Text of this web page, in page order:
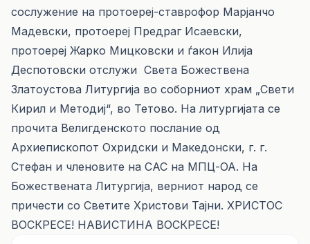
сослужение на протоереј-ставрофор Марјанчо
Мадевски, протоереј Предраг Исаевски,
протоереј Жарко Мицковски и ѓакон Илија
Деспотовски отслужи Света Божествена
Златоустова Литургија во соборниот храм „Свети
Кирил и Методиј“, во Тетово. На литургијата се
прочита Велигденското послание од
Архиепископот Охридски и Македонски, г. г.
Стефан и членовите на САС на МПЦ-ОА. На
Божествената Литургија, верниот народ се
причести со Светите Христови Тајни. ХРИСТОС
ВОСКРЕСЕ! НАВИСТИНА ВОСКРЕСЕ!